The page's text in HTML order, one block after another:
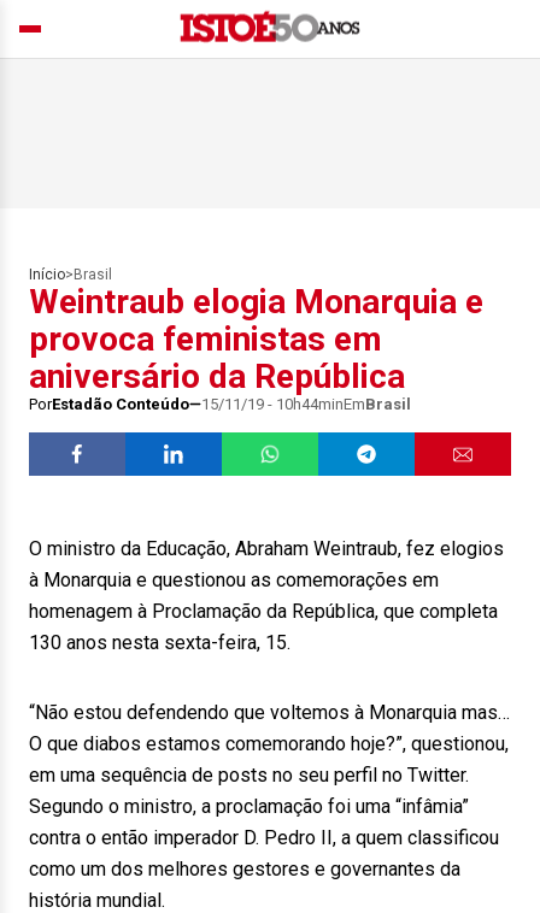
Início> Brasil
Weintraub elogia Monarquia e
provoca feministas em
aniversário da República
PorEstadão Conteúdo 15/11/19 - 10h44minEmBrasil
O ministro da Educação, Abraham Weintraub, fez elogios
à Monarquia e questionou as comemorações em
homenagem à Proclamação da República, que completa
130 anos nesta sexta-feira, 15.
“Não estou defendendo que voltemos à Monarquia mas…
O que diabos estamos comemorando hoje?”, questionou,
em uma sequência de posts no seu perfil no Twitter.
Segundo o ministro, a proclamação foi uma “infâmia”
contra o então imperador D. Pedro II, a quem classificou
como um dos melhores gestores e governantes da
história mundial.